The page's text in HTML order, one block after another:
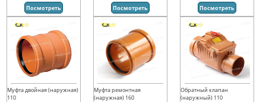
Посмотреть Посмотреть Посмотреть
Муфта двойная (наружная)
110
Муфта ремонтная
(наружная) 160
Обратный клапан
(наружный) 110